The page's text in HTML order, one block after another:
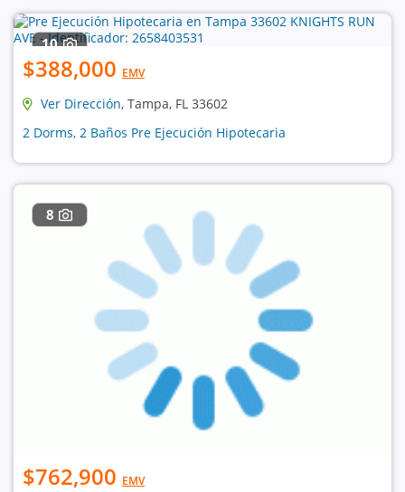
10
$388,000 EMV
Ver Dirección, Tampa, FL 33602
2 Dorms, 2 Baños Pre Ejecución Hipotecaria
8
$762,900 EMV